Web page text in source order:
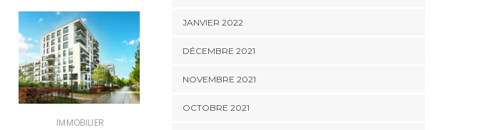
IMMOBILIER
JANVIER 2022
DÉCEMBRE 2021
NOVEMBRE 2021
OCTOBRE 2021